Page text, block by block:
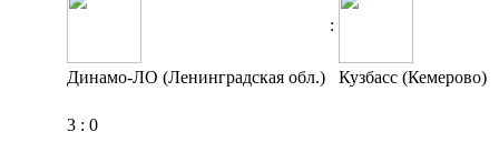
:
Динамо-ЛО (Ленинградская обл.) Кузбасс (Кемерово)
3 : 0